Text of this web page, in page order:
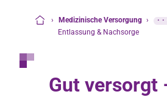
› Medizinische Versorgung ›
Entlassung & Nachsorge
Gut versorgt